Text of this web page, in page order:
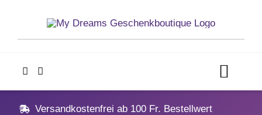
content
Home
Versandkostenfrei ab 100 Fr. Bestellwert